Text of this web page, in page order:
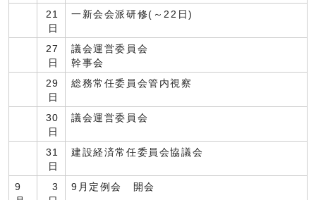
21
日
一新会会派研修(～22日)
27
日
議会運営委員会
幹事会
29
日
総務常任委員会管内視察
30
日
議会運営委員会
31
日
建設経済常任委員会協議会
9
3
9月定例会 開会